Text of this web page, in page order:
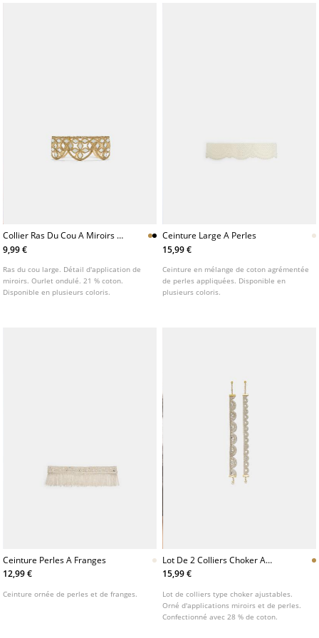
Collier Ras Du Cou A Miroirs Et
Bords Ondules
9,99 €
Ras du cou large. Détail d'application de
miroirs. Ourlet ondulé. 21 % coton.
Disponible en plusieurs coloris.
Ceinture Large A Perles
15,99 €
Ceinture en mélange de coton agrémentée
de perles appliquées. Disponible en
plusieurs coloris.
Ceinture Perles A Franges
12,99 €
Ceinture ornée de perles et de franges.
Lot De 2 Colliers Choker A
Miroirs
15,99 €
Lot de colliers type choker ajustables.
Orné d'applications miroirs et de perles.
Confectionné avec 28 % de coton.